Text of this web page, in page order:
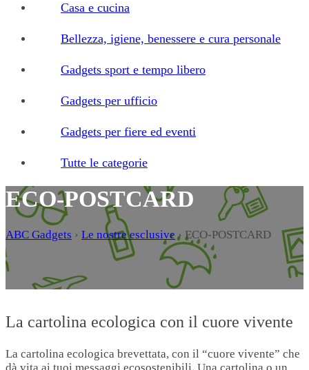
Casa e cucina
Bellezza, igiene, benessere e cura personale
Gadgets sport e tempo libero
Gadgets per ufficio
Gadgets per fiere ed eventi
Tutte le categorie
ECO-POSTCARD
ABC Gadgets › Le nostre esclusive › ECO-POSTCARD
La cartolina ecologica con il cuore vivente
La cartolina ecologica brevettata, con il “cuore vivente” che
dà vita ai tuoi messaggi ecosostenibili. Una cartolina o un